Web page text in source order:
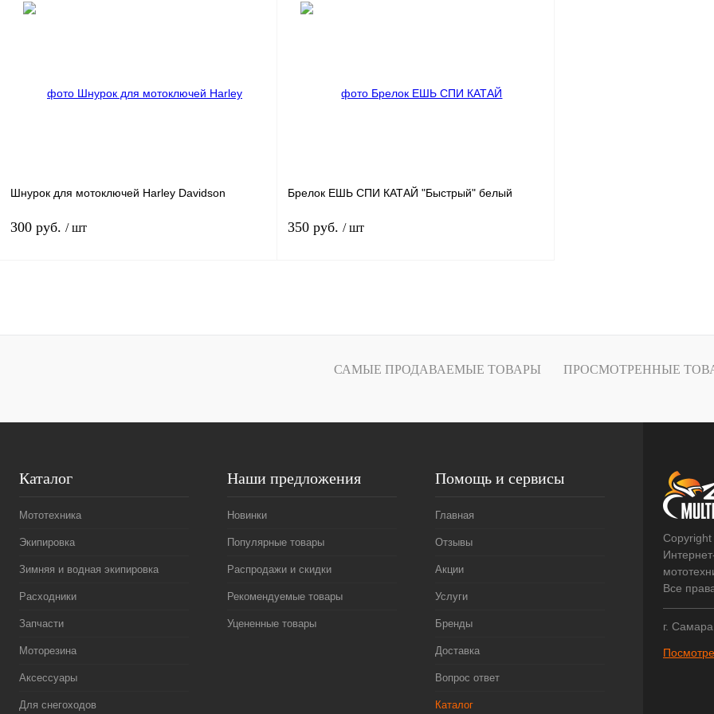
наличии
наличии
Шнурок для мотоключей Harley Davidson
300 руб. / шт
Купить в 1 клик К сравнению
Брелок ЕШЬ СПИ КАТАЙ "Быстрый" белый
350 руб. / шт
Купить в 1 клик К сравнению
САМЫЕ ПРОДАВАЕМЫЕ ТОВАРЫ ПРОСМОТРЕННЫЕ
Каталог
Мототехника
Экипировка
Зимняя и водная экипировка
Расходники
Запчасти
Моторезина
Аксессуары
Для снегоходов
Наши предложения
Новинки
Популярные товары
Распродажи и скидки
Рекомендуемые товары
Уцененные товары
Помощь и сервисы
Главная
Отзывы
Акции
Услуги
Бренды
Доставка
Вопрос ответ
Каталог
Все
г.